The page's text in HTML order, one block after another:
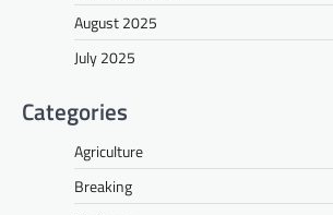
August 2025
July 2025
Categories
Agriculture
Breaking